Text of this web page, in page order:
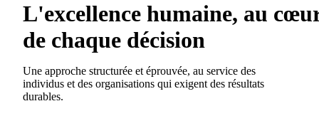
L'excellence humaine, au
de chaque décision
Une approche structurée et éprouvée, au service des
individus et des organisations qui exigent des résultats
durables.